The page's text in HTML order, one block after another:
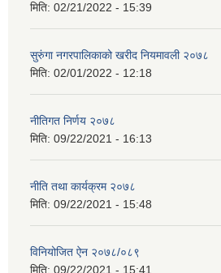
मिति: 02/21/2022 - 15:39
सुरुंगा नगरपालिकाको खरीद नियमावली २०७८
मिति: 02/01/2022 - 12:18
नीतिगत निर्णय २०७८
मिति: 09/22/2021 - 16:13
नीति तथा कार्यक्रम २०७८
मिति: 09/22/2021 - 15:48
विनियोजित ऐन २०७८/०८९
मिति: 09/22/2021 - 15:41